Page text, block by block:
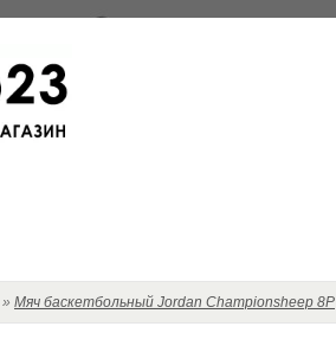
» Мяч баскетбольный Jordan Championsheep 8P